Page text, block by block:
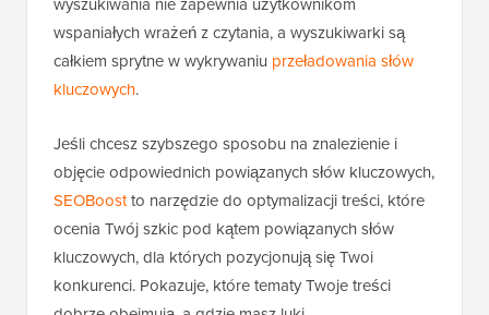
wspaniałych wrażeń z czytania, a wyszukiwarki są
całkiem sprytne w wykrywaniu przeładowania słów
kluczowych.
Jeśli chcesz szybszego sposobu na znalezienie i
objęcie odpowiednich powiązanych słów kluczowych,
SEOBoostto narzędzie do optymalizacji treści, które
ocenia Twój szkic pod kątem powiązanych słów
kluczowych, dla których pozycjonują się Twoi
konkurenci. Pokazuje, które tematy Twoje treści